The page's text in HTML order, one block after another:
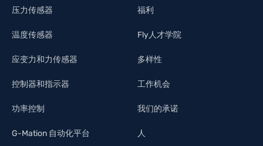
压力传感器
温度传感器
应变力和力传感器
控制器和指示器
功率控制
G-Mation 自动化平台
福利
Fly人才学院
多样性
工作机会
我们的承诺
人